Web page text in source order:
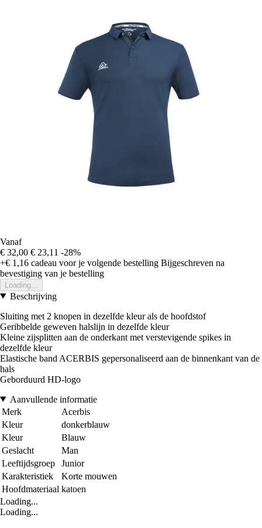
Vanaf
€ 32,00 € 23,11 -28%
+€ 1,16 cadeau voor je volgende bestelling Bijgeschreven na
bevestiging van je bestelling
Loading...
Beschrijving
Sluiting met 2 knopen in dezelfde kleur als de hoofdstof
Geribbelde geweven halslijn in dezelfde kleur
Kleine zijsplitten aan de onderkant met verstevigende spikes in
dezelfde kleur
Elastische band ACERBIS gepersonaliseerd aan de binnenkant van de
hals
Geborduurd HD-logo
Aanvullende informatie
Merk
Acerbis
Kleur
donkerblauw
Kleur
Blauw
Geslacht
Man
Leeftijdsgroep
Junior
Karakteristiek
Korte mouwen
Hoofdmateriaal katoen
Loading...
Loading...